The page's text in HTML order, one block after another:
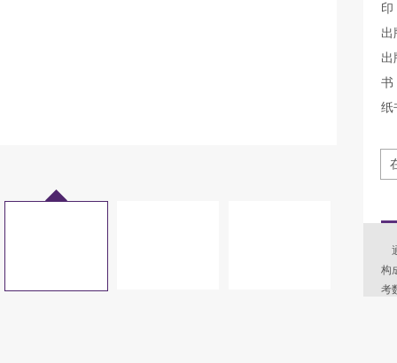
出
出
纸
构
考